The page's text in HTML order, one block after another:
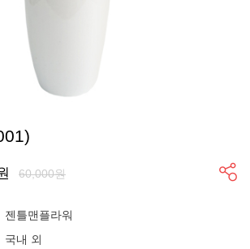
60,000원
젠틀맨플라워
국내 외